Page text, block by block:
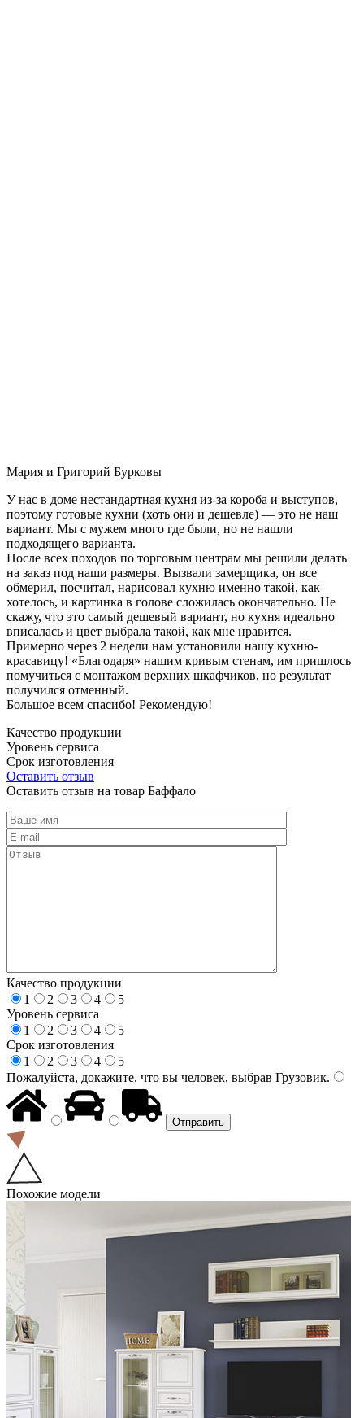
Мария и Григорий Бурковы
У нас в доме нестандартная кухня из-за короба и выступов,
поэтому готовые кухни (хоть они и дешевле) — это не наш
вариант. Мы с мужем много где были, но не нашли
подходящего варианта.
После всех походов по торговым центрам мы решили делать
на заказ под наши размеры. Вызвали замерщика, он все
обмерил, посчитал, нарисовал кухню именно такой, как
хотелось, и картинка в голове сложилась окончательно. Не
скажу, что это самый дешевый вариант, но кухня идеально
вписалась и цвет выбрала такой, как мне нравится.
Примерно через 2 недели нам установили нашу кухню-
красавицу! «Благодаря» нашим кривым стенам, им пришлось
помучиться с монтажом верхних шкафчиков, но результат
получился отменный.
Большое всем спасибо! Рекомендую!
Качество продукции
Уровень сервиса
Срок изготовления
Оставить отзыв
Оставить отзыв на товар Баффало
Качество продукции
1
2 3 4
5
Уровень сервиса
1
2 3 4
5
Срок изготовления
1
2 3 4
5
Пожалуйста, докажите, что вы человек, выбрав Грузовик.
Похожие модели